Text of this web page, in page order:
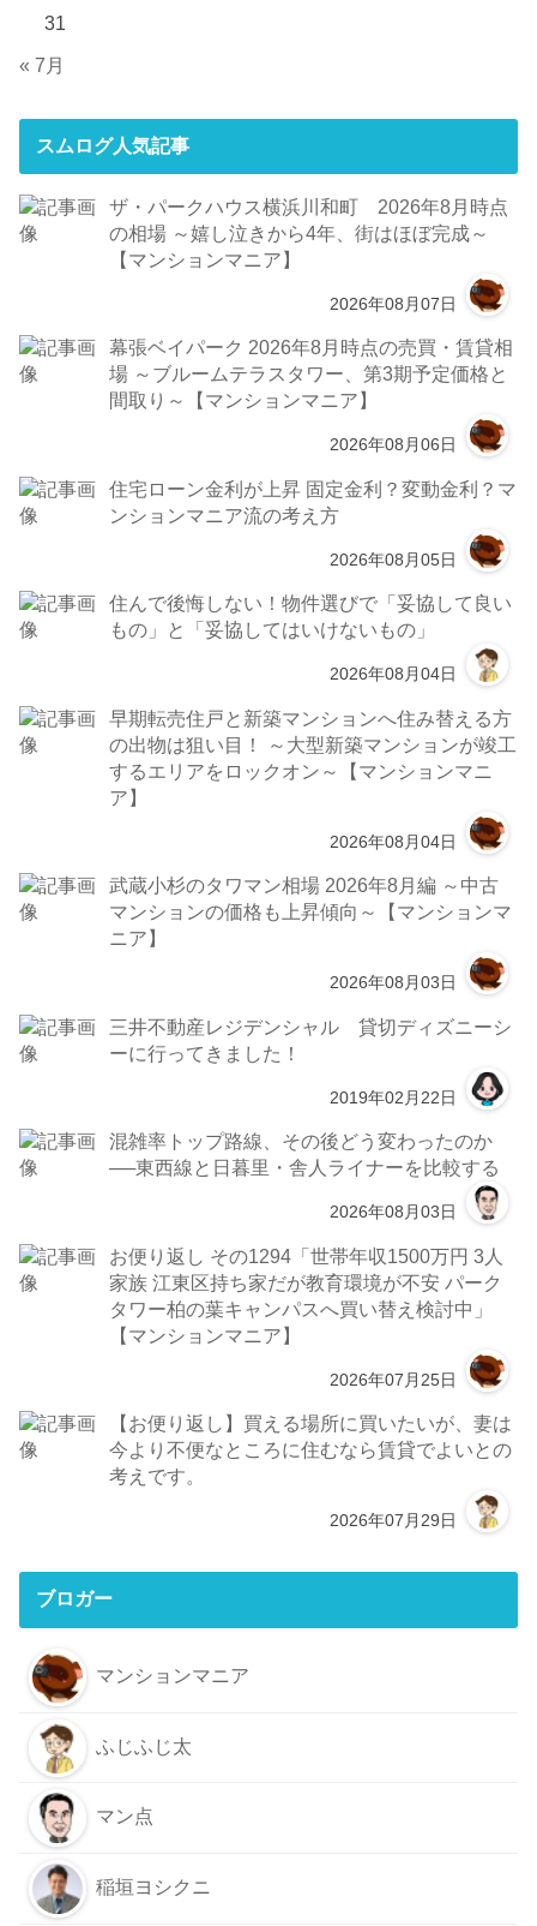
31
« 7月
スムログ人気記事
ザ・パークハウス横浜川和町 2026年8月時点
の相場 ～嬉し泣きから4年、街はほぼ完成～
【マンションマニア】
2026年08月07日
幕張ベイパーク 2026年8月時点の売買・賃貸相
場 ～ブルームテラスタワー、第3期予定価格と
間取り～【マンションマニア】
2026年08月06日
住宅ローン金利が上昇 固定金利？変動金利？マ
ンションマニア流の考え方
2026年08月05日
住んで後悔しない！物件選びで「妥協して良い
もの」と「妥協してはいけないもの」
2026年08月04日
早期転売住戸と新築マンションへ住み替える方
の出物は狙い目！ ～大型新築マンションが竣工
するエリアをロックオン～【マンションマニ
ア】
2026年08月04日
武蔵小杉のタワマン相場 2026年8月編 ～中古
マンションの価格も上昇傾向～【マンションマ
ニア】
2026年08月03日
三井不動産レジデンシャル 貸切ディズニーシ
ーに行ってきました！
2019年02月22日
混雑率トップ路線、その後どう変わったのか
──東西線と日暮里・舎人ライナーを比較する
2026年08月03日
お便り返し その1294「世帯年収1500万円 3人
家族 江東区持ち家だが教育環境が不安 パーク
タワー柏の葉キャンパスへ買い替え検討中」
【マンションマニア】
2026年07月25日
【お便り返し】買える場所に買いたいが、妻は
今より不便なところに住むなら賃貸でよいとの
考えです。
2026年07月29日
ブロガー
マンションマニア
ふじふじ太
マン点
稲垣ヨシクニ